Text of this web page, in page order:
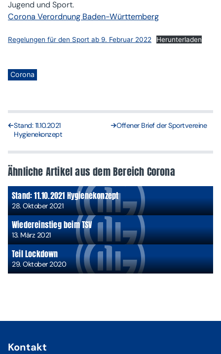
Jugend und Sport.
Corona Verordnung Baden-Württemberg
Regelungen für den Sport ab 9. Februar 2022 Herunterladen
Corona
Stand: 11.10.2021
Hygienekonzept
Offener Brief der Sportvereine
Ähnliche Artikel aus dem BereichCorona
Stand: 11.10.2021 Hygienekonzept
28. Oktober 2021
Wiedereinstieg beim TSV
13. März 2021
Teil Lockdown
29. Oktober 2020
Kontakt